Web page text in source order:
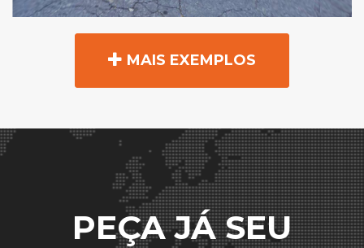
MAIS EXEMPLOS
PEÇA JÁ SEU